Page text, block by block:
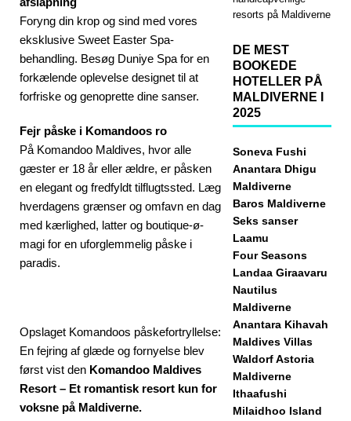
Foryng din krop og sind med vores
eksklusive Sweet Easter Spa-
behandling. Besøg Duniye Spa for en
forkælende oplevelse designet til at
forfriske og genoprette dine sanser.
Fejr påske i Komandoos ro
På Komandoo Maldives, hvor alle
gæster er 18 år eller ældre, er påsken
en elegant og fredfyldt tilflugtssted. Læg
hverdagens grænser og omfavn en dag
med kærlighed, latter og boutique-ø-
magi for en uforglemmelig påske i
paradis.
Opslaget Komandoos påskefortryllelse:
En fejring af glæde og fornyelse blev
først vist den Komandoo Maldives
Resort – Et romantisk resort kun for
voksne på Maldiverne.
resorts på Maldiverne
DE MEST
BOOKEDE
HOTELLER PÅ
MALDIVERNE I
2025
Soneva Fushi
Anantara Dhigu
Maldiverne
Baros Maldiverne
Seks sanser
Laamu
Four Seasons
Landaa Giraavaru
Nautilus
Maldiverne
Anantara Kihavah
Maldives Villas
Waldorf Astoria
Maldiverne
Ithaafushi
Milaidhoo Island